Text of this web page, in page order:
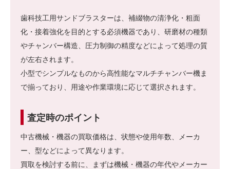
歯科技工用サンドブラスターは、補綴物の清浄化・粗面
化・接着強化を目的とする必須機器であり、研磨材の種類
やチャンバー構造、圧力制御の精度などによって処理の質
が左右されます。
小型でシンプルなものから高性能なマルチチャンバー機ま
で揃っており、用途や作業環境に応じて選択されます。
査定時のポイント
中古機械・機器の買取価格は、状態や使用年数、メーカ
ー、型などによって異なります。
買取を検討する前に、まずは機械・機器の年代やメーカー